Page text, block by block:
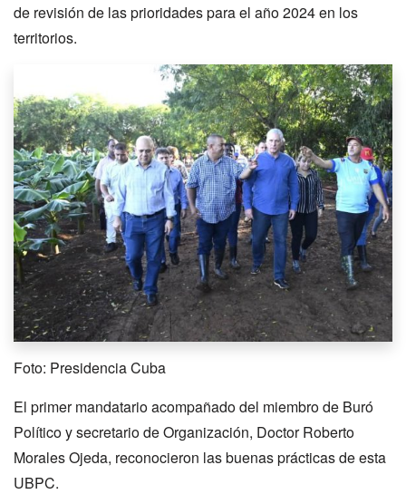
de revisión de las prioridades para el año 2024 en los
territorios.
Foto: Presidencia Cuba
El primer mandatario acompañado del miembro de Buró
Político y secretario de Organización, Doctor Roberto
Morales Ojeda, reconocieron las buenas prácticas de esta
UBPC.